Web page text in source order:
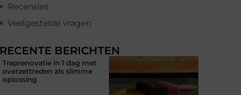
Recensies
Veelgestelde vragen
RECENTE BERICHTEN
Traprenovatie in 1 dag met
overzettreden als slimme
oplossing